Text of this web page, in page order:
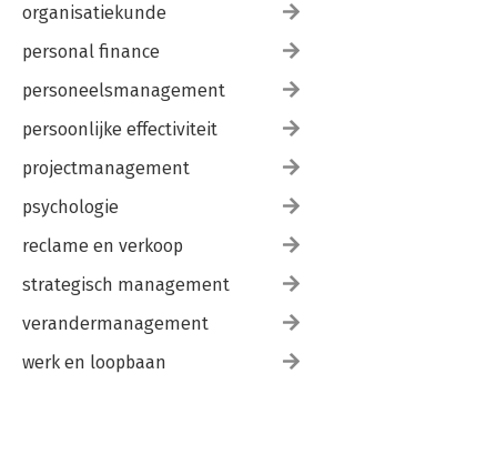
organisatiekunde
personal finance
personeelsmanagement
persoonlijke effectiviteit
projectmanagement
psychologie
reclame en verkoop
strategisch management
verandermanagement
werk en loopbaan